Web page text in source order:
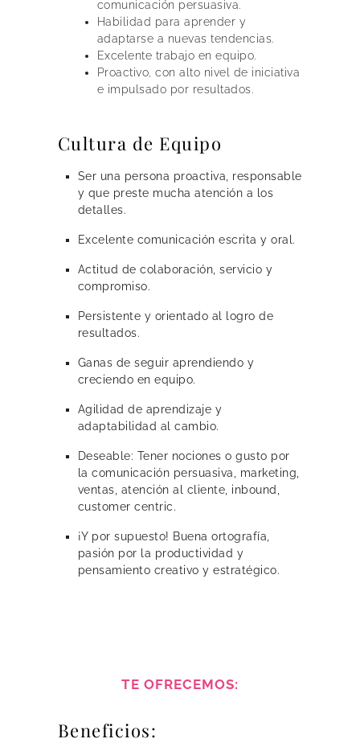
comunicación persuasiva.
Habilidad para aprender y
adaptarse a nuevas tendencias.
Excelente trabajo en equipo.
Proactivo, con alto nivel de iniciativa
e impulsado por resultados.
Cultura de Equipo
Ser una persona proactiva, responsable
y que preste mucha atención a los
detalles.
Excelente comunicación escrita y oral.
Actitud de colaboración, servicio y
compromiso.
Persistente y orientado al logro de
resultados.
Ganas de seguir aprendiendo y
creciendo en equipo.
Agilidad de aprendizaje y
adaptabilidad al cambio.
Deseable: Tener nociones o gusto por
la comunicación persuasiva, marketing,
ventas, atención al cliente, inbound,
customer centric.
¡Y por supuesto! Buena ortografía,
pasión por la productividad y
pensamiento creativo y estratégico.
TE OFRECEMOS:
Beneficios: